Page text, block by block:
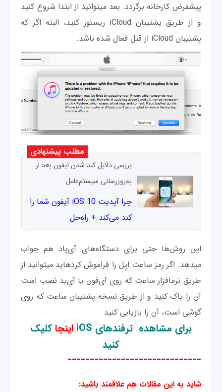
پیش‫فرض کارخانه برگردد. بعد می‫توانید از ابتدا شروع کنید
و از طریق پشتیبان iCloud ریستور کنید، البته اگر که
پشتیبان iCloud از قبل فعال شده باشد.
مطلب پیشنهادی
بررسی دلایل کند شدن آیفون بعد از
به‌روزرسانی سیستم‌عامل
چرا آپدیت iOS 10 آیفون شما را
کند می‌کند + راه‌حل
این روش‌ها حتی برای دستگاه‌های آ‌ی‌پاد هم جواب
می‫دهد. اگر رمز ساعت اپل را فراموش کرده‫اید می‫توانید از
طریق نرم‫افزار ساعت که روی آی‌فون یا آی‌پد نصب است
آن را پاک کنید و از طریق نسخه پشتیبان ساعت که روی
گوشی است، آن را بازیابی کنید
برای مشاهده ترفند‌های iOS اینجاکلیک
کنید
==============================
شاید به این مقالات هم علاقمند باشید: